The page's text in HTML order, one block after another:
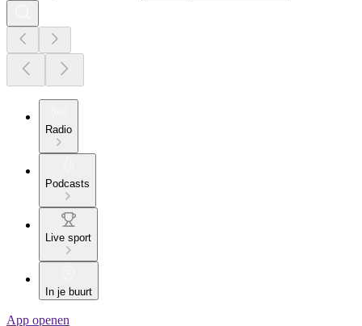
Radio
Podcasts
Live sport
In je buurt
App openen